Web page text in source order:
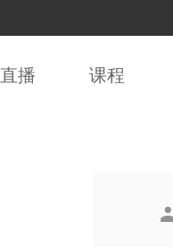
直播 课程